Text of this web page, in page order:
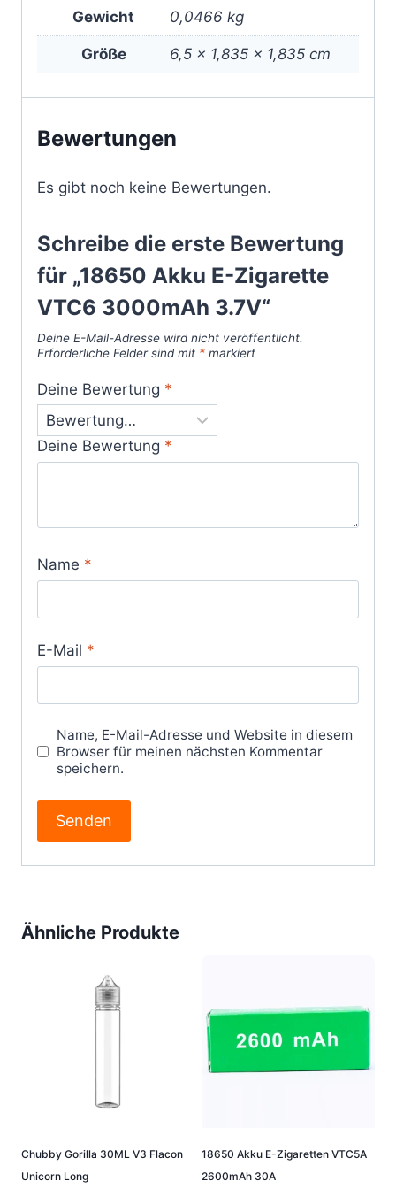
Gewicht 0,0466 kg
Größe 6,5 × 1,835 × 1,835 cm
Bewertungen
Es gibt noch keine Bewertungen.
Schreibe die erste Bewertung
für „18650 Akku E-Zigarette
VTC6 3000mAh 3.7V“
Deine E-Mail-Adresse wird nicht veröffentlicht.
Erforderliche Felder sind mit * markiert
Deine Bewertung *
Deine Bewertung *
Name *
E-Mail *
Name, E-Mail-Adresse und Website in diesem
Browser für meinen nächsten Kommentar
speichern.
Ähnliche Produkte
Chubby Gorilla 30ML V3 Flacon
Unicorn Long
18650 Akku E-Zigaretten VTC5A
2600mAh 30A